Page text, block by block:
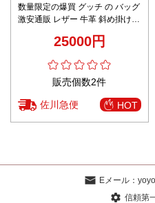
数量限定の爆買 グッチ の バッグ
激安通販 レザー 牛革 斜め掛けバ
25000円
販売個数2件
佐川急便 HOT
Eメール：
信頼第